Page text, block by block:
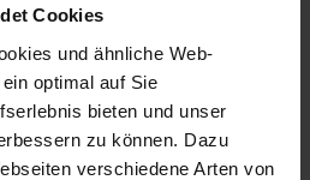
Cookies
und ähnliche Web-
optimal auf Sie
bieten und unser
zu können. Dazu
verschiedene Arten von
20.07.2026